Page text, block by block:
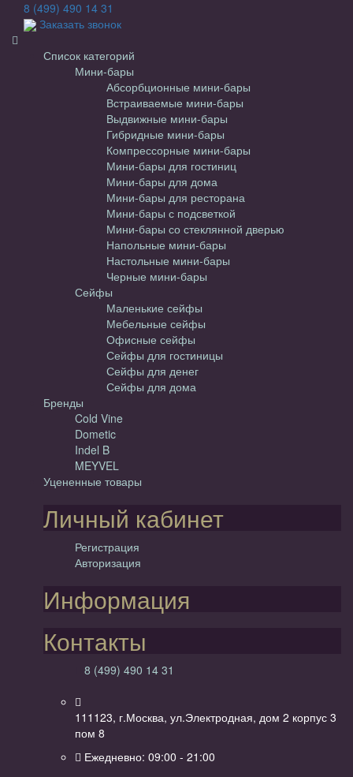
8 (499) 490 14 31
Заказать звонок
Список категорий
Мини-бары
Абсорбционные мини-бары
Встраиваемые мини-бары
Выдвижные мини-бары
Гибридные мини-бары
Компрессорные мини-бары
Мини-бары для гостиниц
Мини-бары для дома
Мини-бары для ресторана
Мини-бары с подсветкой
Мини-бары со стеклянной дверью
Напольные мини-бары
Настольные мини-бары
Черные мини-бары
Сейфы
Маленькие сейфы
Мебельные сейфы
Офисные сейфы
Сейфы для гостиницы
Сейфы для денег
Сейфы для дома
Бренды
Cold Vine
Dometic
Indel B
MEYVEL
Уцененные товары
Личный кабинет
Регистрация
Авторизация
Информация
Контакты
8 (499) 490 14 31
111123, г.Москва, ул.Электродная, дом 2 корпус 3
пом 8
Ежедневно: 09:00 - 21:00